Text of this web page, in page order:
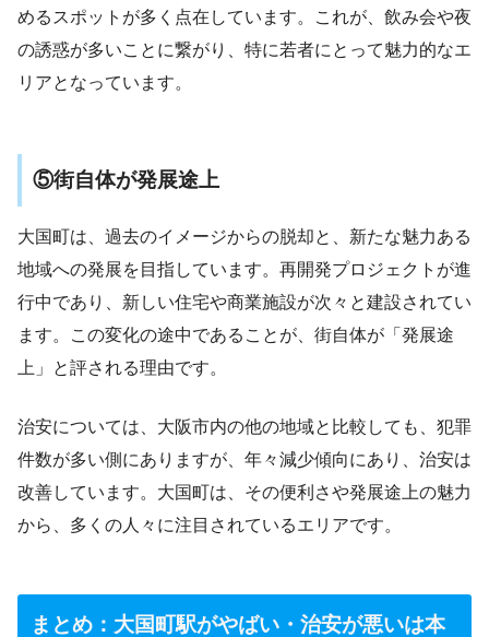
めるスポットが多く点在しています。これが、飲み会や夜
の誘惑が多いことに繋がり、特に若者にとって魅力的なエ
リアとなっています​​。
⑤街自体が発展途上
大国町は、過去のイメージからの脱却と、新たな魅力ある
地域への発展を目指しています。再開発プロジェクトが進
行中であり、新しい住宅や商業施設が次々と建設されてい
ます。この変化の途中であることが、街自体が「発展途
上」と評される理由です​​。
治安については、大阪市内の他の地域と比較しても、犯罪
件数が多い側にありますが、年々減少傾向にあり、治安は
改善しています。大国町は、その便利さや発展途上の魅力
から、多くの人々に注目されているエリアです​​。
まとめ：大国町駅がやばい・治安が悪いは本